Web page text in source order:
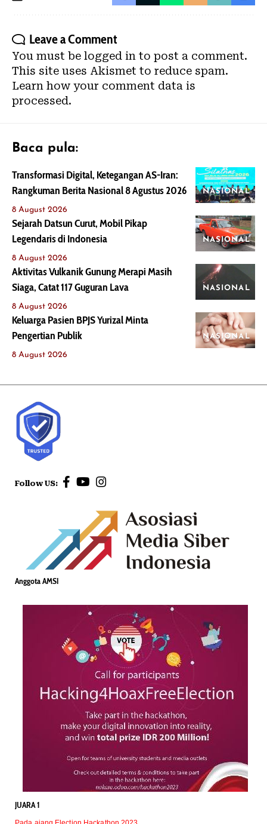
Leave a Comment
You must be logged in to post a comment.
This site uses Akismet to reduce spam.
Learn how your comment data is
processed.
Baca pula:
NASIONAL
Transformasi Digital, Ketegangan AS-Iran:
Rangkuman Berita Nasional 8 Agustus 2026
8 August 2026
NASIONAL
Sejarah Datsun Curut, Mobil Pikap
Legendaris di Indonesia
8 August 2026
NASIONAL
Aktivitas Vulkanik Gunung Merapi Masih
Siaga, Catat 117 Guguran Lava
8 August 2026
NASIONAL
Keluarga Pasien BPJS Yurizal Minta
Pengertian Publik
8 August 2026
Follow US:
Anggota AMSI
JUARA 1